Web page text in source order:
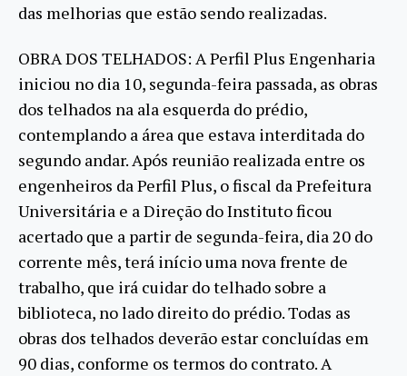
das melhorias que estão sendo realizadas.
OBRA DOS TELHADOS: A Perfil Plus Engenharia
iniciou no dia 10, segunda-feira passada, as obras
dos telhados na ala esquerda do prédio,
contemplando a área que estava interditada do
segundo andar. Após reunião realizada entre os
engenheiros da Perfil Plus, o fiscal da Prefeitura
Universitária e a Direção do Instituto ficou
acertado que a partir de segunda-feira, dia 20 do
corrente mês, terá início uma nova frente de
trabalho, que irá cuidar do telhado sobre a
biblioteca, no lado direito do prédio. Todas as
obras dos telhados deverão estar concluídas em
90 dias, conforme os termos do contrato. A